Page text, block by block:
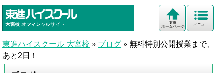
大宮校 オフィシャルサイト メニュー
東進
ホームページ
東進ハイスクール 大宮校 » ブログ » 無料特別公開授業まで、
あと2日！